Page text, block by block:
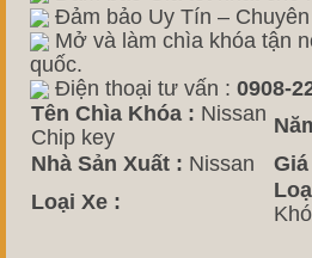
Đảm bảo Uy Tín –
Mở và làm chìa khóa tận
quốc.
Điện thoại tư vấn : 0908-
Tên Chìa Khóa : Nissan
Chip key
Nhà Sản Xuất : Nissan
Loại Xe :